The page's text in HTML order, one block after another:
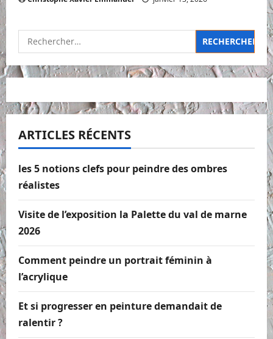
Rechercher :
ARTICLES RÉCENTS
les 5 notions clefs pour peindre des ombres
réalistes
Visite de l’exposition la Palette du val de marne
2026
Comment peindre un portrait féminin à
l’acrylique
Et si progresser en peinture demandait de
ralentir ?